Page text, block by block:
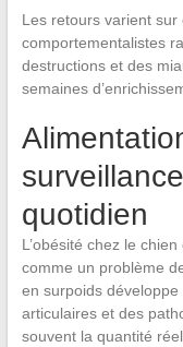
Les retours varient
comportementalistes
destructions et des
semaines
quotidien
L’obésité chez le
comme un problème
en surpoids
articulaires et des
souvent la quantité